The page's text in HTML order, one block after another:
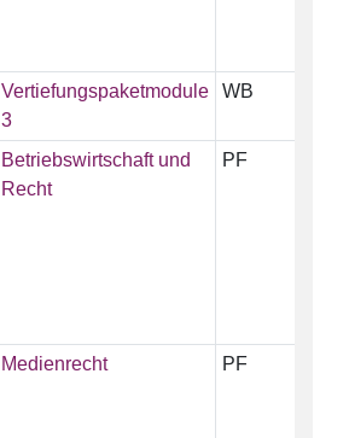
Vertiefungspaketmodule
3
WB
Betriebswirtschaft und
Recht
PF
Medienrecht PF